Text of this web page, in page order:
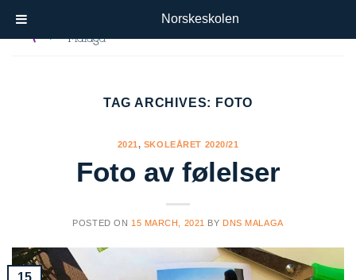
TAG ARCHIVES: FOTO
2021, SKOLEÅRET 2020/21
Foto av følelser
POSTED ON 15 MARCH, 2021 BY DNS MALAGA
15
Norskeskolen